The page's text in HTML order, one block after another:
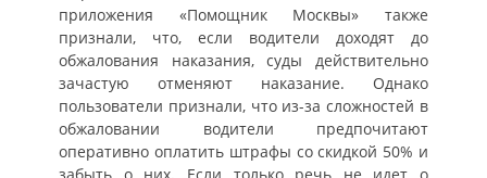
приложения «Помощник Москвы» также
признали, что, если водители доходят до
обжалования наказания, суды действительно
зачастую отменяют наказание. Однако
пользователи признали, что из-за сложностей в
обжаловании водители предпочитают
оперативно оплатить штрафы со скидкой 50% и